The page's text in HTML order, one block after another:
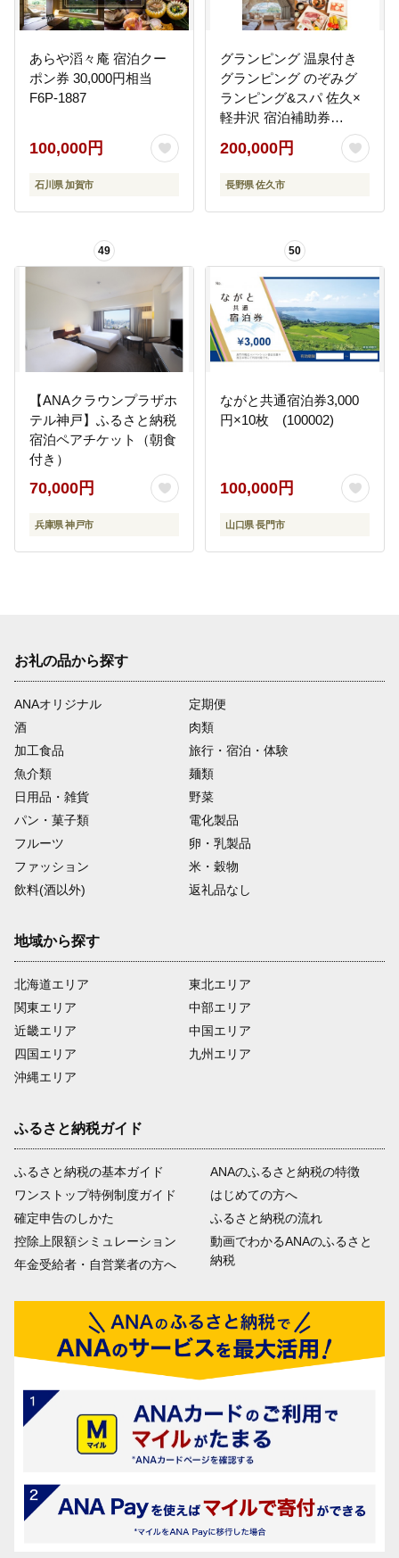
あらや滔々庵 宿泊クー
ポン券 30,000円相当
F6P-1887
100,000円
石川県 加賀市
グランピング 温泉付き
グランピング のぞみグ
ランピング&スパ 佐久×
軽井沢 宿泊補助券
（60,000円分）【 キャ
ンプ グランピング アウ
トドア 体験・チケット
】
200,000円
長野県 佐久市
49
【ANAクラウンプラザホ
テル神戸】ふるさと納税
宿泊ペアチケット（朝食
付き）
70,000円
兵庫県 神戸市
50
ながと共通宿泊券3,000
円×10枚 (100002)
100,000円
山口県 長門市
お礼の品から探す
ANAオリジナル
定期便
酒
肉類
加工食品
旅行・宿泊・体験
魚介類
麺類
日用品・雑貨
野菜
パン・菓子類
電化製品
フルーツ
卵・乳製品
ファッション
米・穀物
飲料(酒以外)
返礼品なし
地域から探す
北海道エリア
関東エリア
近畿エリア
四国エリア
沖縄エリア
東北エリア
中部エリア
中国エリア
九州エリア
ふるさと納税ガイド
ふるさと納税の基本ガイド
ワンストップ特例制度ガイド
確定申告のしかた
控除上限額シミュレーション
年金受給者・自営業者の方へ
ANAのふるさと納税の特徴
はじめての方へ
ふるさと納税の流れ
動画でわかるANAのふるさと
納税